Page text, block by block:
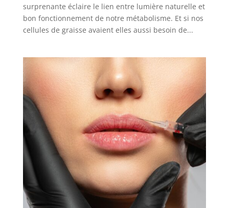
surprenante éclaire le lien entre lumière naturelle et
bon fonctionnement de notre métabolisme. Et si nos
cellules de graisse avaient elles aussi besoin de...